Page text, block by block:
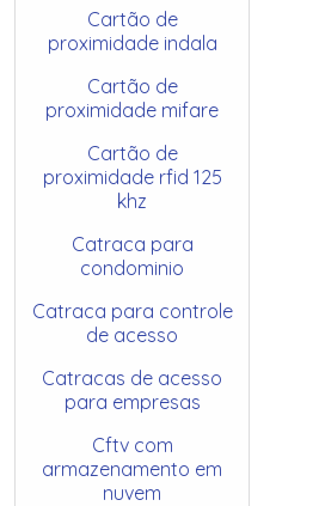
Cartão de
proximidade indala
Cartão de
proximidade mifare
Cartão de
proximidade rfid 125
khz
Catraca para
condominio
Catraca para controle
de acesso
Catracas de acesso
para empresas
Cftv com
armazenamento em
nuvem